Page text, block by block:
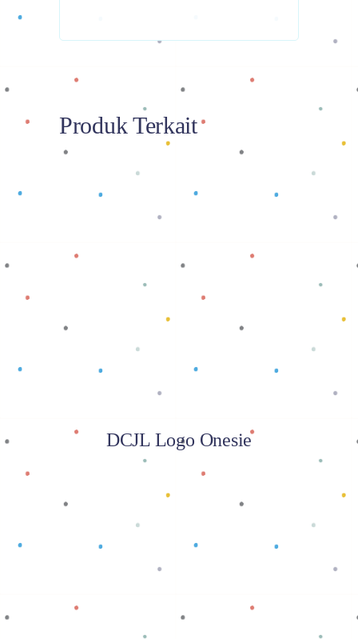
Produk Terkait
Baca selengkapnya
DCJL Logo Onesie